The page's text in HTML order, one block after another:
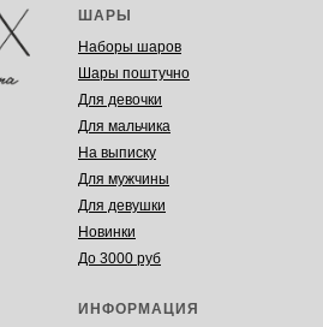
ШАРЫ
Наборы шаров
Шары поштучно
Для девочки
Для мальчика
На выписку
Для мужчины
Для девушки
Новинки
До 3000 руб
ИНФОРМАЦИЯ